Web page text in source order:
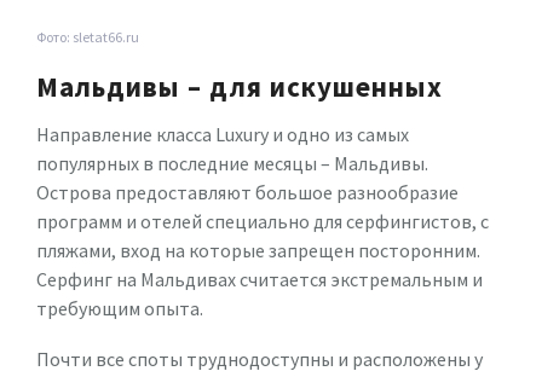
Фото: sletat66.ru
Мальдивы – для искушенных
Направление класса Luxury и одно из самых
популярных в последние месяцы – Мальдивы.
Острова предоставляют большое разнообразие
программ и отелей специально для серфингистов, с
пляжами, вход на которые запрещен посторонним.
Серфинг на Мальдивах считается экстремальным и
требующим опыта.
Почти все споты труднодоступны и расположены у